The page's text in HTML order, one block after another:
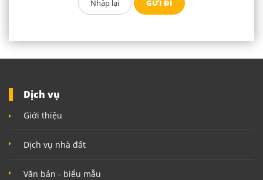
Dịch vụ
Giới thiệu
Dịch vụ nhà đất
Văn bản - biểu mẫu